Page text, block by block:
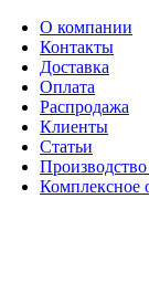
О компании
Контакты
Доставка
Оплата
Распродажа
Клиенты
Статьи
Комплексное